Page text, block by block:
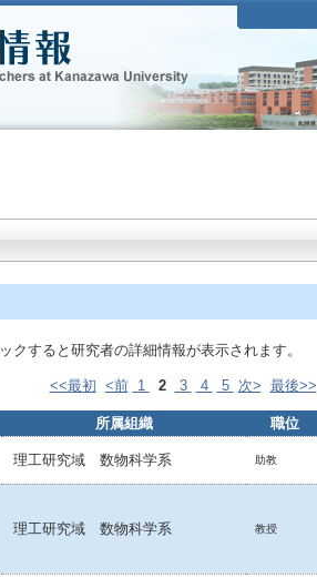
クすると研究者の詳細情報が表示されます。
<<最初 <前 1 2 3 4 5 次> 最後>>
所属組織 職位
理工研究域 数物科学系 助教
理工研究域 数物科学系 教授